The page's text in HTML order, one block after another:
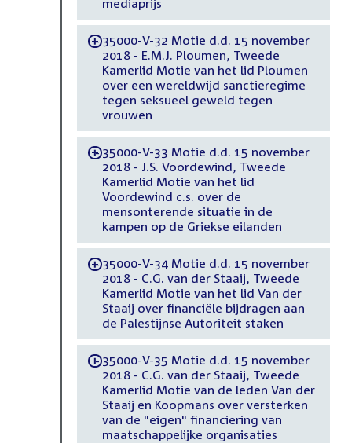
mediaprijs
-35000-V-32 Motie d.d. 15 november
2018 - E.M.J. Ploumen, Tweede
Kamerlid Motie van het lid Ploumen
over een wereldwijd sanctieregime
tegen seksueel geweld tegen
vrouwen
-35000-V-33 Motie d.d. 15 november
2018 - J.S. Voordewind, Tweede
Kamerlid Motie van het lid
Voordewind c.s. over de
mensonterende situatie in de
kampen op de Griekse eilanden
-35000-V-34 Motie d.d. 15 november
2018 - C.G. van der Staaij, Tweede
Kamerlid Motie van het lid Van der
Staaij over financiële bijdragen aan
de Palestijnse Autoriteit staken
-35000-V-35 Motie d.d. 15 november
2018 - C.G. van der Staaij, Tweede
Kamerlid Motie van de leden Van der
Staaij en Koopmans over versterken
van de "eigen" financiering van
maatschappelijke organisaties